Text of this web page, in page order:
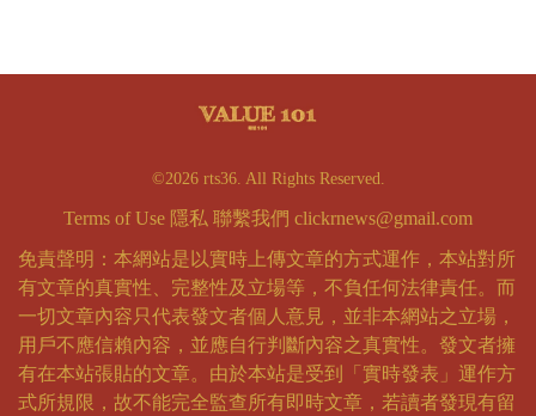
©2026 rts36. All Rights Reserved.
Terms of Use 隱私 聯繫我們 clickrnews@gmail.com
免責聲明：本網站是以實時上傳文章的方式運作，本站對所
有文章的真實性、完整性及立場等，不負任何法律責任。而
一切文章內容只代表發文者個人意見，並非本網站之立場，
用戶不應信賴內容，並應自行判斷內容之真實性。發文者擁
有在本站張貼的文章。由於本站是受到「實時發表」運作方
式所規限，故不能完全監查所有即時文章，若讀者發現有留